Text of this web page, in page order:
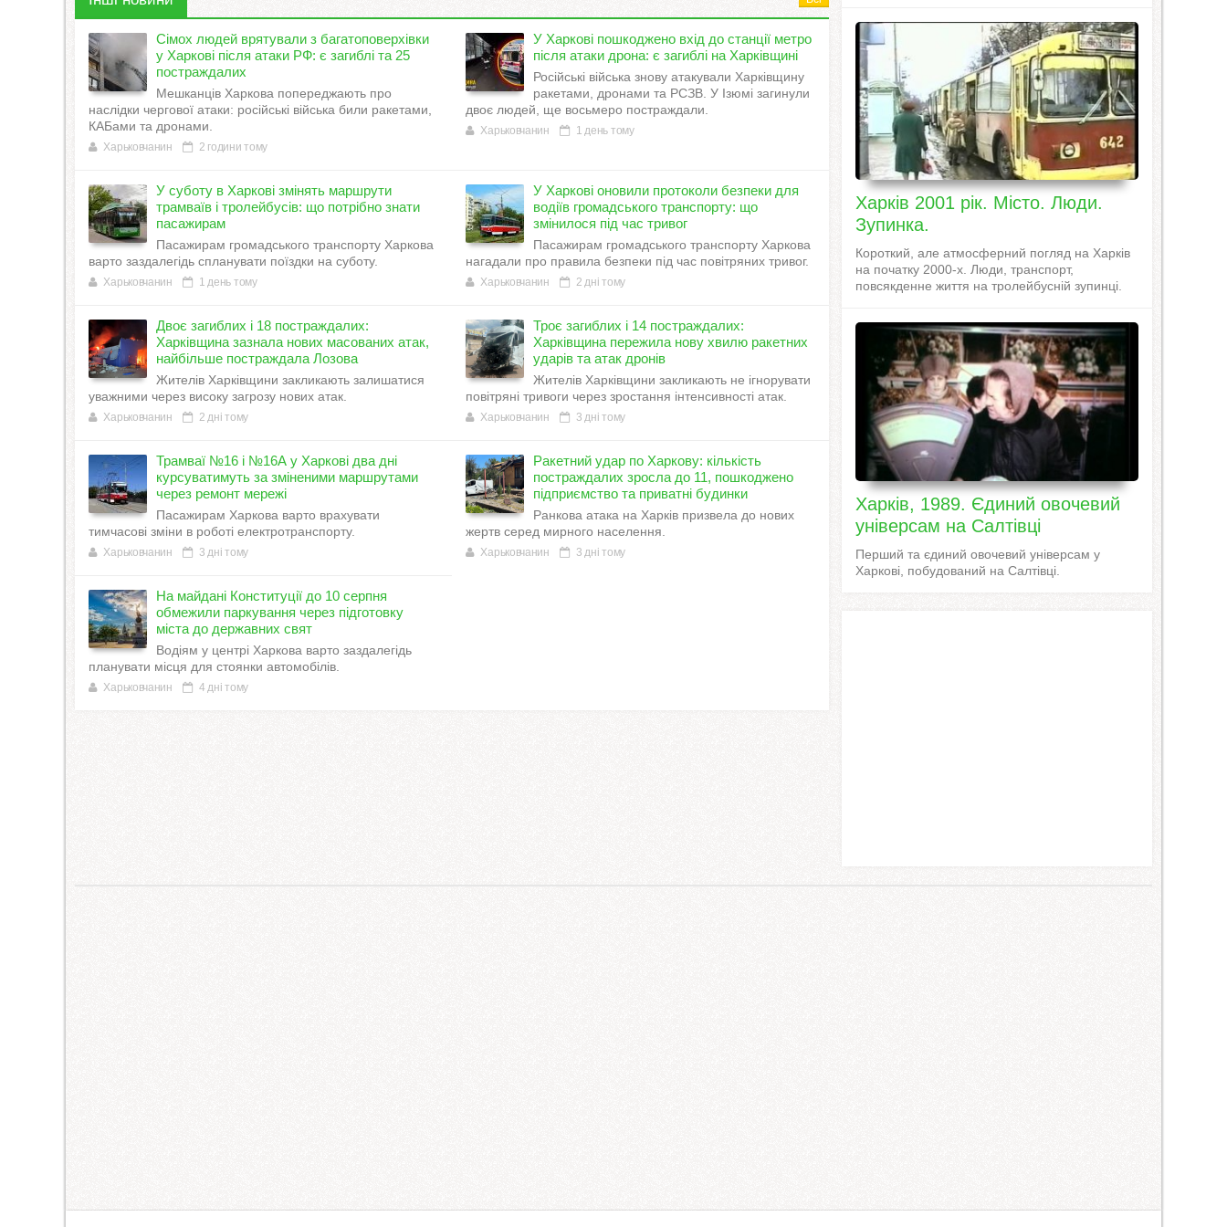
Сімох людей врятували з багатоповерхівки
у Харкові після атаки РФ: є загиблі та 25
постраждалих
Мешканців Харкова попереджають про
наслідки чергової атаки: російські війська били ракетами,
КАБами та дронами.
Харьковчанин 2 години тому
У Харкові пошкоджено вхід до станції метро
після атаки дрона: є загиблі на Харківщині
Російські війська знову атакували Харківщину
ракетами, дронами та РСЗВ. У Ізюмі загинули
двоє людей, ще восьмеро постраждали.
Харьковчанин 1 день тому
У суботу в Харкові змінять маршрути
трамваїв і тролейбусів: що потрібно знати
пасажирам
Пасажирам громадського транспорту Харкова
варто заздалегідь спланувати поїздки на суботу.
Харьковчанин 1 день тому
У Харкові оновили протоколи безпеки для
водіїв громадського транспорту: що
змінилося під час тривог
Пасажирам громадського транспорту Харкова
нагадали про правила безпеки під час повітряних тривог.
Харьковчанин 2 дні тому
Двоє загиблих і 18 постраждалих:
Харківщина зазнала нових масованих атак,
найбільше постраждала Лозова
Жителів Харківщини закликають залишатися
уважними через високу загрозу нових атак.
Харьковчанин 2 дні тому
Троє загиблих і 14 постраждалих:
Харківщина пережила нову хвилю ракетних
ударів та атак дронів
Жителів Харківщини закликають не ігнорувати
повітряні тривоги через зростання інтенсивності атак.
Харьковчанин 3 дні тому
Трамваї №16 і №16А у Харкові два дні
курсуватимуть за зміненими маршрутами
через ремонт мережі
Пасажирам Харкова варто врахувати
тимчасові зміни в роботі електротранспорту.
Харьковчанин 3 дні тому
Ракетний удар по Харкову: кількість
постраждалих зросла до 11, пошкоджено
підприємство та приватні будинки
Ранкова атака на Харків призвела до нових
жертв серед мирного населення.
Харьковчанин 3 дні тому
На майдані Конституції до 10 серпня
обмежили паркування через підготовку
міста до державних свят
Водіям у центрі Харкова варто заздалегідь
планувати місця для стоянки автомобілів.
Харьковчанин 4 дні тому
Харків 2001 рік. Місто. Люди.
Зупинка.
Короткий, але атмосферний погляд на Харків
на початку 2000-х. Люди, транспорт,
повсякденне життя на тролейбусній зупинці.
Харків, 1989. Єдиний овочевий
універсам на Салтівці
Перший та єдиний овочевий універсам у
Харкові, побудований на Салтівці.